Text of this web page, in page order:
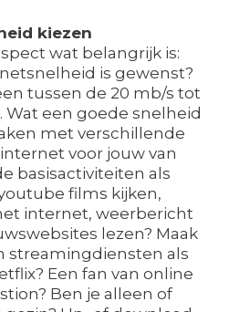
kiezen
wat belangrijk is:
is gewenst?
tussen de 20 mb/s tot
Wat een goede snelheid
met verschillende
voor jouw van
basisactiviteiten als
films kijken,
internet, weerbericht
lezen? Maak
streamingdiensten als
Een fan van online
Ben je alleen of